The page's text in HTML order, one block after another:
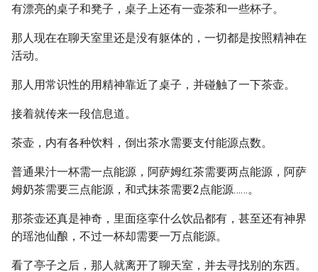
有漂亮的桌子和凳子，桌子上还有一壶茶和一些杯子。
那人现在在聊天室里还是没有躯体的，一切都是按照精神在
活动。
那人用常识性的用精神靠近了桌子，并碰触了一下茶壶。
接着就传来一段信息道。
茶壶，内有各种饮料，倒出茶水需要支付能源点数。
普通果汁一杯需一点能源，阿萨姆红茶需要两点能源，阿萨
姆奶茶需要三点能源，和式抹茶需要2点能源……。
那茶壶还真是神奇，里面痉挛什么饮品都有，甚至还有神界
的瑶池仙酿，不过一杯却需要一万点能源。
看了亭子之后，那人就离开了聊天室，并去寻找别的东西。